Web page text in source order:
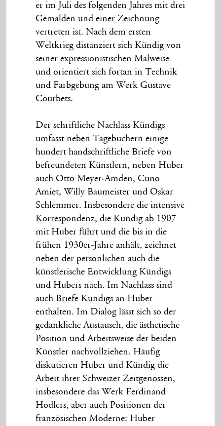
er im Juli des folgenden Jahres mit drei
Gemälden und einer Zeichnung
vertreten ist. Nach dem ersten
Weltkrieg distanziert sich Kündig von
seiner expressionistischen Malweise
und orientiert sich fortan in Technik
und Farbgebung am Werk Gustave
Courbets.
Der schriftliche Nachlass Kündigs
umfasst neben Tagebüchern einige
hundert handschriftliche Briefe von
befreundeten Künstlern, neben Huber
auch Otto Meyer-Amden, Cuno
Amiet, Willy Baumeister und Oskar
Schlemmer. Insbesondere die intensive
Korrespondenz, die Kündig ab 1907
mit Huber führt und die bis in die
frühen 1930er-Jahre anhält, zeichnet
neben der persönlichen auch die
künstlerische Entwicklung Kündigs
und Hubers nach. Im Nachlass sind
auch Briefe Kündigs an Huber
enthalten. Im Dialog lässt sich so der
gedankliche Austausch, die ästhetische
Position und Arbeitsweise der beiden
Künstler nachvollziehen. Häufig
diskutieren Huber und Kündig die
Arbeit ihrer Schweizer Zeitgenossen,
insbesondere das Werk Ferdinand
Hodlers, aber auch Positionen der
französischen Moderne: Huber